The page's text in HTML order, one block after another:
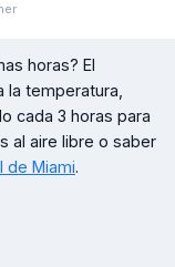
horas? El
la temperatura,
cada 3 horas para
al aire libre o saber
de Miami.